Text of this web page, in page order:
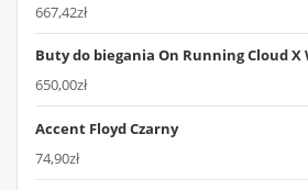
667,42zł
Buty do biegania On Running Cloud X
650,00zł
Accent Floyd Czarny
74,90zł